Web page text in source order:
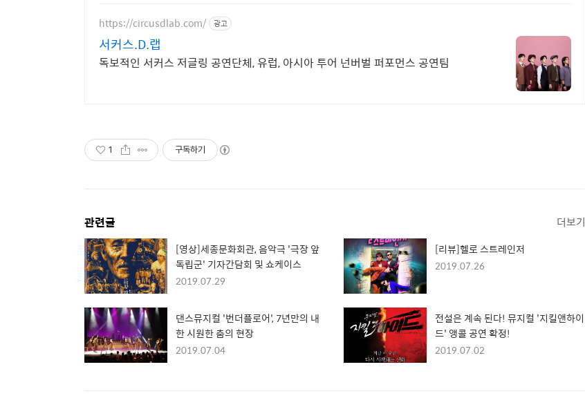
https://circusdlab.com/ 광고
서커스.D.랩
독보적인 서커스 저글링 공연단체, 유럽, 아시아 투어 넌버벌 퍼포먼스 공연팀
1 구독하기
관련글 더보기
[영상]세종문화회관, 음악극 '극장 앞
독립군' 기자간담회 및 쇼케이스
2019.07.29
[리뷰]헬로 스트레인저
2019.07.26
댄스뮤지컬 '번더플로어', 7년만의 내
한 시원한 춤의 현장
2019.07.04
전설은 계속 된다! 뮤지컬 '지킬앤하이
드' 앵콜 공연 확정!
2019.07.02